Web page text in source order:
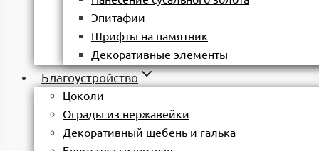
Эпитафии
Шрифты на памятник
Декоративные элементы
Благоустройство
Цоколи
Ограды из нержавейки
Декоративный щебень и галька